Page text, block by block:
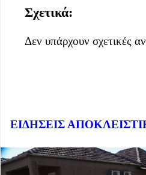
Σχετικά:
Δεν υπάρχουν σχετικές
ΕΙΔΗΣΕΙΣ